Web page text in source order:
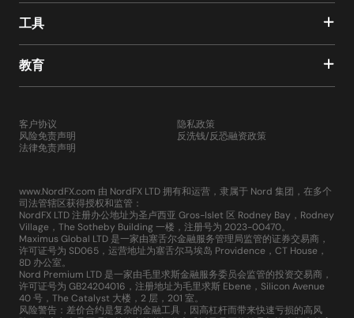
工具
教育
客户协议
风险免责声明
法律免责声明
隐私政策
反洗钱/反恐融资政策
www.NordFX.com 由 NordFX LTD 拥有和运营，隶属于 Nord 集团，在多个
司法管辖区获得授权和监管：
NordFX LTD 注册办公地址为圣卢西亚 Gros-Islet 区 Rodney Bay，Rodney
Village，The Sotheby Building 一楼，注册号为 2023-00470。
Maximus Global LTD 是一家由塞舌尔金融服务管理局监管的证券交易商，
许可证号为 SD065，运营地址为塞舌尔马埃岛 Providence，CT House，
8D 办公室。
Nord Premium LTD 是一家由毛里求斯金融服务委员会监管的投资交易商，
许可证号为 GB24204016，注册地址为毛里求斯 Ebene，Silicon Avenue
40 号，The Catalyst 大楼，2 层，201 室。
风险警告：差价合约是复杂的金融工具，因高杠杆而带来快速亏损的高风